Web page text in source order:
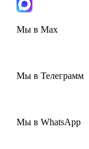
Мы в Max
Мы в Телеграмм
Мы в WhatsApp